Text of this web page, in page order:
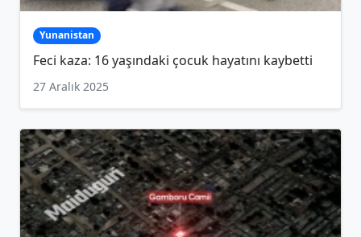
Yunanistan
Feci kaza: 16 yaşındaki çocuk hayatını kaybetti
27 Aralık 2025